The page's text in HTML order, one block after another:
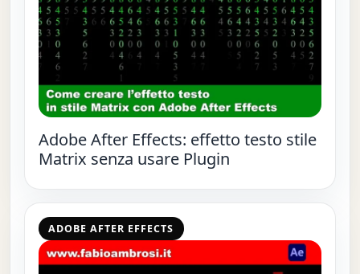
Adobe After Effects: effetto testo stile
Matrix senza usare Plugin
ADOBE AFTER EFFECTS